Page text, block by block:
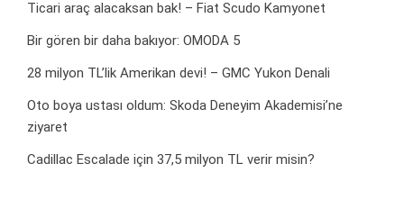
Ticari araç alacaksan bak! – Fiat Scudo Kamyonet
Bir gören bir daha bakıyor: OMODA 5
28 milyon TL’lik Amerikan devi! – GMC Yukon Denali
Oto boya ustası oldum: Skoda Deneyim Akademisi’ne
ziyaret
Cadillac Escalade için 37,5 milyon TL verir misin?